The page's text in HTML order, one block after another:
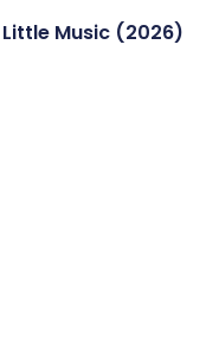
Little Music (2026)